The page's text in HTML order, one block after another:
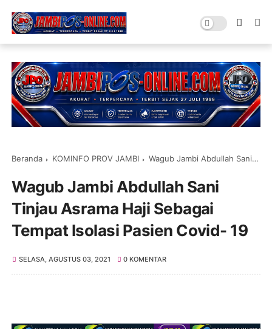
Beranda KOMINFO PROV JAMBI Wagub Jambi Abdullah Sani Tinjau Asrama Haji Sebagai Tempat Isolasi Pasien Covid- 19
Wagub Jambi Abdullah Sani
Tinjau Asrama Haji Sebagai
Tempat Isolasi Pasien Covid- 19
SELASA, AGUSTUS 03, 2021 0 KOMENTAR